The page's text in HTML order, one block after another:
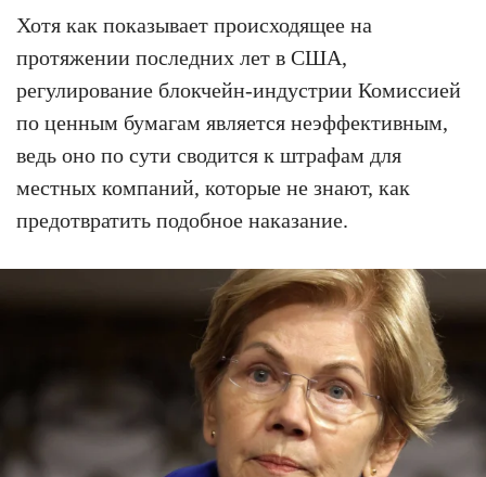
Хотя как показывает происходящее на
протяжении последних лет в США,
регулирование блокчейн-индустрии Комиссией
по ценным бумагам является неэффективным,
ведь оно по сути сводится к штрафам для
местных компаний, которые не знают, как
предотвратить подобное наказание.